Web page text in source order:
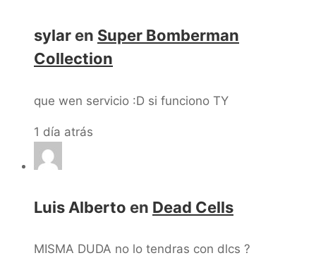
sylar en Super Bomberman
Collection
que wen servicio :D si funciono TY
1 día atrás
Luis Alberto en Dead Cells
MISMA DUDA no lo tendras con dlcs ?